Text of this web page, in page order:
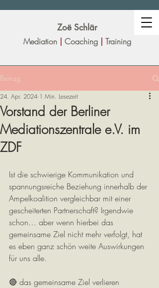
Zoë Schlär
Mediation | Coaching | Training
Beitrag
Vorstand der Berliner
Mediationszentrale e.V. im
ZDF
24. Apr. 2024 1 Min. Lesezeit
Ist die schwierige Kommunikation und
spannungsreiche Beziehung innerhalb der
Ampelkoalition vergleichbar mit einer
gescheiterten Partnerschaft? Irgendwie
schon… aber wenn hierbei das
gemeinsame Ziel nicht mehr verfolgt, hat
es eben ganz schön weite Auswirkungen
für uns alle.
🔴 das gemeinsame Ziel verlieren